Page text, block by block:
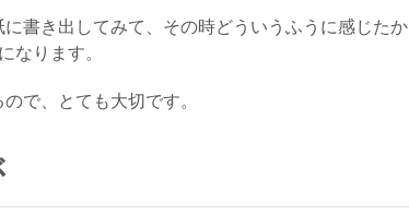
書き出してみて、その時どういうふうに感じたか
なります。
で、とても大切です。